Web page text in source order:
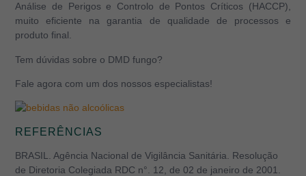
Análise de Perigos e Controlo de Pontos Críticos (HACCP),
muito eficiente na garantia de qualidade de processos e
produto final.
Tem dúvidas sobre o DMD fungo?
Fale agora com um dos nossos especialistas!
REFERÊNCIAS
BRASIL. Agência Nacional de Vigilância Sanitária. Resolução
de Diretoria Colegiada RDC n°. 12, de 02 de janeiro de 2001.